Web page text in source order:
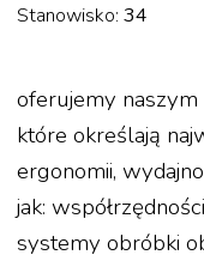
Stanowisko:34
oferujemy
które określają
ergonomii,
jak:
systemy obróbki